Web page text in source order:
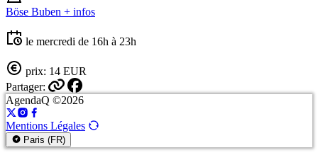
Böse Buben + infos
le mercredi de 16h à 23h
prix: 14 EUR
Partager:
AgendaQ ©2026
Mentions Légales
Paris (FR)